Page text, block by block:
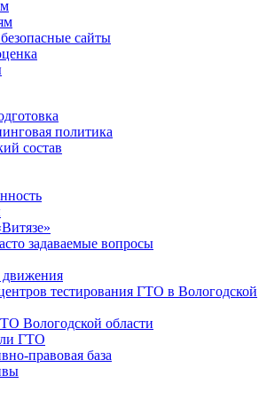
сайты
политика
состав
задаваемые вопросы
тестирования ГТО в Вологодской
Вологодской области
ГТО
правовая база